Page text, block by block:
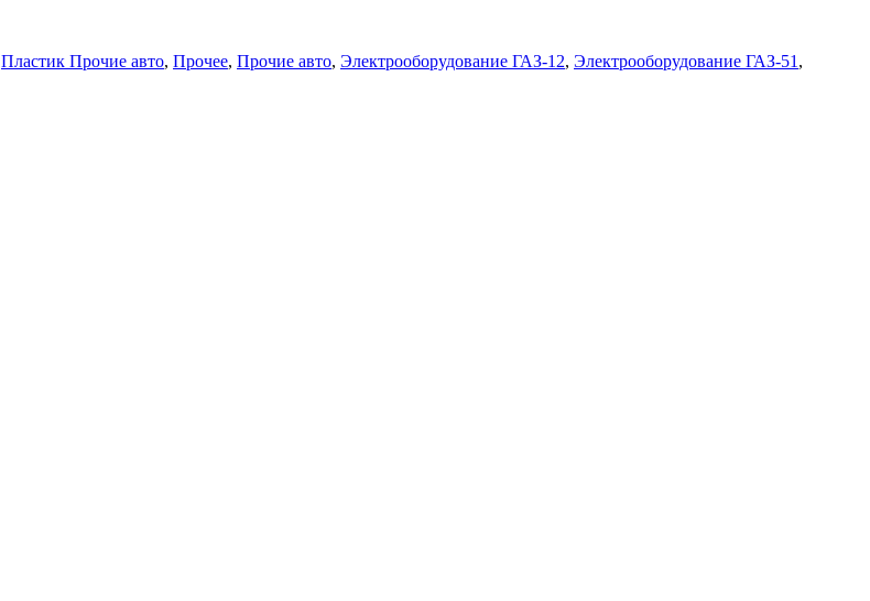
Пластик Прочие авто, Прочее, Прочие авто, Электрооборудование ГАЗ-12, Электрооборудование ГАЗ-51 ,